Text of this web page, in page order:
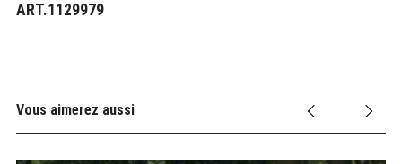
ART.1129979
Vous aimerez aussi